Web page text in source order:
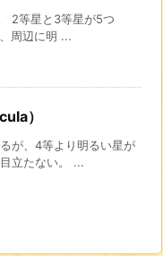
2等星と3等星が5つ
周辺に明 ...
）
が、4等より明るい星が
立たない。 ...